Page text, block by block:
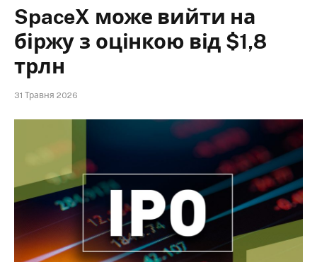
SpaceX може вийти на
біржу з оцінкою від $1,8
трлн
31 Травня 2026